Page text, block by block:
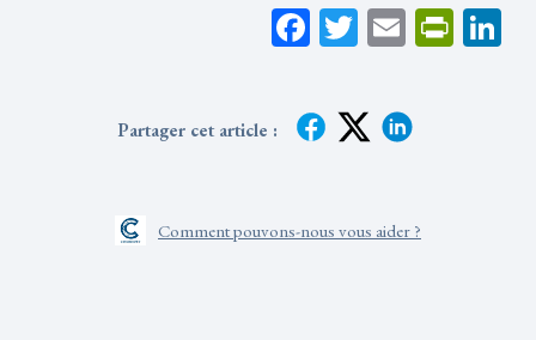
Facebook
Twitter
Email
Partager cet article :
Comment pouvons-nous vous aider ?